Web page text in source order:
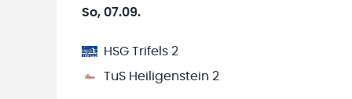
So, 07.09.
HSG Trifels 2
TuS Heiligenstein 2